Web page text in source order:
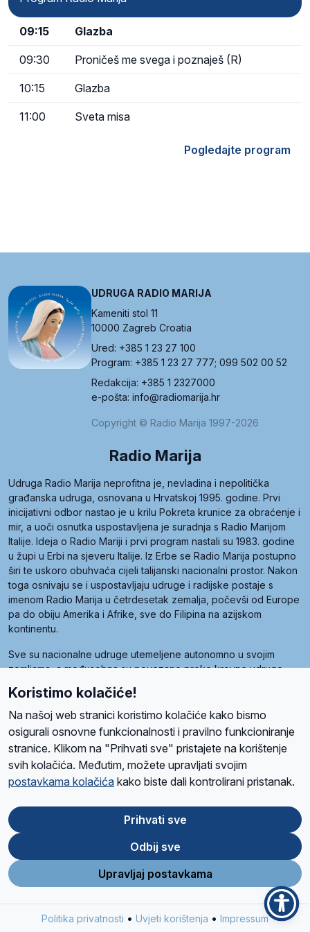
09:15 Glazba
09:30 Proničeš me svega i poznaješ (R)
10:15 Glazba
11:00 Sveta misa
Pogledajte program
UDRUGA RADIO MARIJA
Kameniti stol 11
10000 Zagreb Croatia
Ured: +385 1 23 27 100
Program: +385 1 23 27 777; 099 502 00 52
Redakcija: +385 1 2327000
e-pošta: info@radiomarija.hr
Copyright © Radio Marija 1997-2026
Radio Marija
Udruga Radio Marija neprofitna je, nevladina i nepolitička
građanska udruga, osnovana u Hrvatskoj 1995. godine. Prvi
inicijativni odbor nastao je u krilu Pokreta krunice za obraćenje i
mir, a uoči osnutka uspostavljena je suradnja s Radio Marijom
Italije. Ideja o Radio Mariji i prvi program nastali su 1983. godine
u župi u Erbi na sjeveru Italije. Iz Erbe se Radio Marija postupno
širi te uskoro obuhvaća cijeli talijanski nacionalni prostor. Nakon
toga osnivaju se i uspostavljaju udruge i radijske postaje s
imenom Radio Marija u četrdesetak zemalja, počevši od Europe
pa do obiju Amerika i Afrike, sve do Filipina na azijskom
kontinentu.
Sve su nacionalne udruge utemeljene autonomno u svojim
zemljama, a međusobna su povezane preko krovne udruge
Radio Maria). Svjetsku obitelj utemeljilo je sedam članica, među
kojima je i hrvatska Udruga Radio Marija.
O namaRadio ProgramVolonteriPrijateljiKontaktPravila privatnosti
Ova stranica je zaštićena Google reCAPTCHA sustavom
Store
Google
Play
Koristimo kolačiće!
Na našoj web stranici koristimo kolačiće kako bismo
osigurali osnovne funkcionalnosti i pravilno funkcioniranje
stranice. Klikom na "Prihvati sve" pristajete na korištenje
svih kolačića. Međutim, možete upravljati svojim
postavkama kolačića kako biste dali kontrolirani pristanak.
Prihvati sve
Odbij sve
Upravljaj postavkama
Politika privatnosti • Uvjeti korištenja • Impressum